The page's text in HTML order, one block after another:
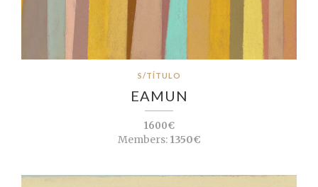
S/TÍTULO
EAMUN
1600€
Members:1350€